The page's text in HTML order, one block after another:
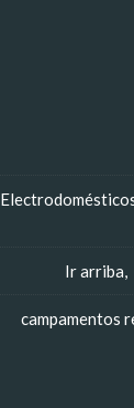
Ir arriba
campamentos